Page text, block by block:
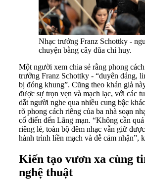
Nhạc trưởng Franz Schottky -
chuyện bằng cây đũa chỉ huy.
Một người xem chia sẻ rằng phong
trưởng Franz Schottky - “duyên dáng,
bị đóng khung”. Cũng theo khán giả
được sự trọn vẹn và mạch lạc, với các
dắt người nghe qua nhiều cung bậc
rõ phong cách riêng của ba nhà soạn
cổ điển đến Lãng mạn. “Không cần
riêng lẻ, toàn bộ đêm nhạc vẫn giữ
hành trình liền mạch và dễ cảm nhận”,
Kiến tạo vươn xa cùng
nghệ thuật